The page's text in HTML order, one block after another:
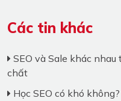
Các tin khác
SEO và Sale khác
chất
Học SEO có khó